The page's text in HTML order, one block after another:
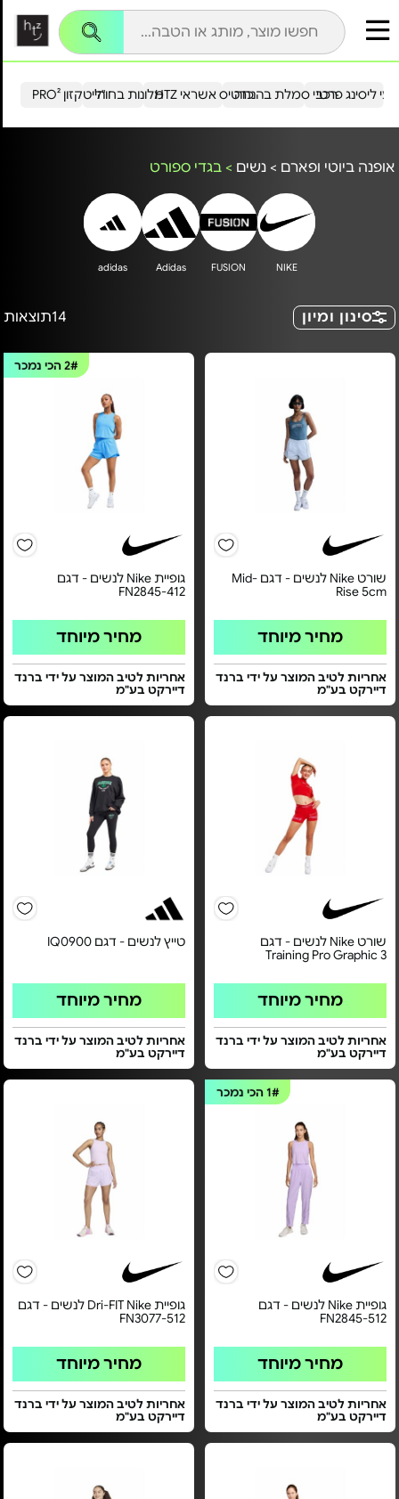
הייטקזון PRO²מלונות בחו"ל כרטיס אשראי HTZ ליסינג פרטירכבי סמלת בהנחה
אופנה ביוטי ופארם > נשים > בגדי ספורט
NIKE
FUSION
Adidas
adidas
סינון ומיון 14תוצאות
שורט Nike לנשים - דגם Mid-
Rise 5cm
מחיר מיוחד
אחריות לטיב המוצר על ידי ברנד
דיירקט בע"מ
2#הכי נמכר
גופיית Nike לנשים - דגם
FN2845-412
מחיר מיוחד
אחריות לטיב המוצר על ידי ברנד
דיירקט בע"מ
שורט Nike לנשים - דגם
Training Pro Graphic 3
מחיר מיוחד
אחריות לטיב המוצר על ידי ברנד
דיירקט בע"מ
טייץ לנשים - דגם IQ0900
מחיר מיוחד
אחריות לטיב המוצר על ידי ברנד
דיירקט בע"מ
1#הכי נמכר
גופיית Nike לנשים - דגם
FN2845-512
מחיר מיוחד
אחריות לטיב המוצר על ידי ברנד
דיירקט בע"מ
גופיית Dri-FIT Nike לנשים - דגם
FN3077-512
מחיר מיוחד
אחריות לטיב המוצר על ידי ברנד
דיירקט בע"מ